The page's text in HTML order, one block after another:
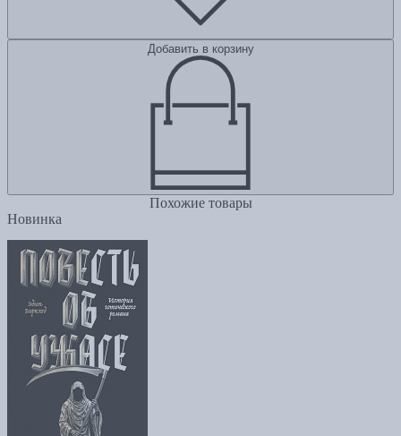
Добавить в корзину
Похожие товары
Новинка